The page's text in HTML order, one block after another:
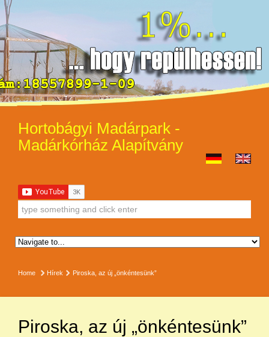
Hortobágyi Madárpark -
Madárkórház Alapítvány
Home Hírek Piroska, az új „önkéntesünk”
Piroska, az új „önkéntesünk”